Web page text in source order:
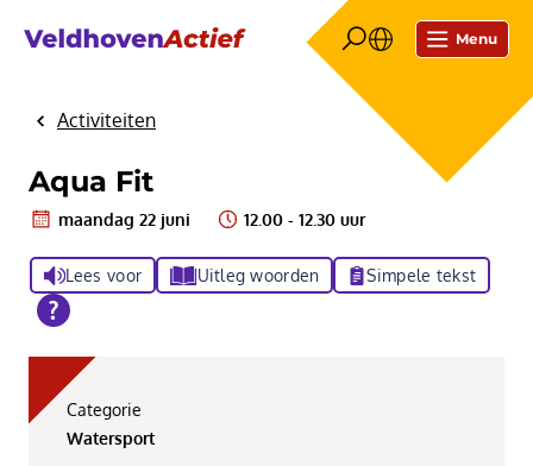
Menu
HomeActiviteiten
Aqua Fit
maandag 22 juni 12.00 - 12.30 uur
Lees voor Uitleg woorden Simpele tekst
Categorie
Watersport